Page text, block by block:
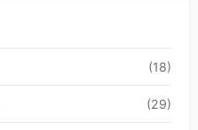
(18)
(29)